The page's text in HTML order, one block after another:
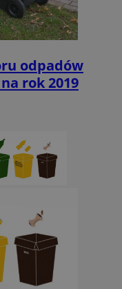
odpadów
rok 2019